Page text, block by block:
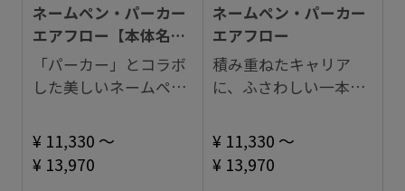
ネームペン・パーカー
エアフロー【本体名入
れ】
「パーカー」とコラボ
した美しいネームペ
¥ 11,330 ～
¥ 13,970
ネームペン・パーカー
エアフロー
積み重ねたキャリア
に、ふさわしい一本
¥ 11,330 ～
¥ 13,970